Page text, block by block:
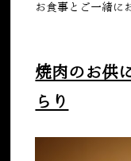
お食事とご一緒に
焼肉のお供
らり